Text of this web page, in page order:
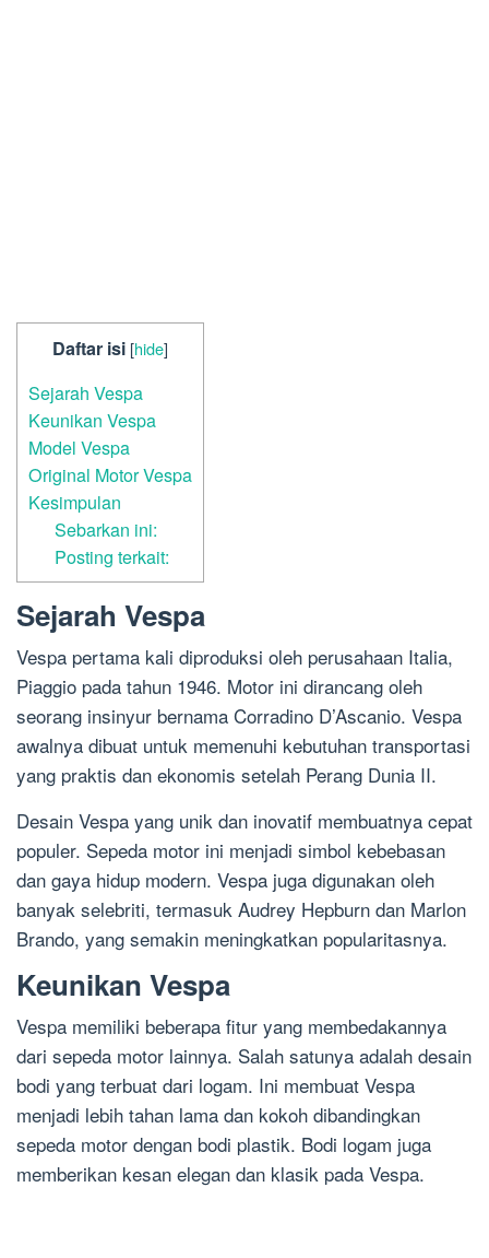
Daftar isi [hide]
Sejarah Vespa
Keunikan Vespa
Model Vespa
Original Motor Vespa
Kesimpulan
Sebarkan ini:
Posting terkait:
Sejarah Vespa
Vespa pertama kali diproduksi oleh perusahaan Italia,
Piaggio pada tahun 1946. Motor ini dirancang oleh
seorang insinyur bernama Corradino D’Ascanio. Vespa
awalnya dibuat untuk memenuhi kebutuhan transportasi
yang praktis dan ekonomis setelah Perang Dunia II.
Desain Vespa yang unik dan inovatif membuatnya cepat
populer. Sepeda motor ini menjadi simbol kebebasan
dan gaya hidup modern. Vespa juga digunakan oleh
banyak selebriti, termasuk Audrey Hepburn dan Marlon
Brando, yang semakin meningkatkan popularitasnya.
Keunikan Vespa
Vespa memiliki beberapa fitur yang membedakannya
dari sepeda motor lainnya. Salah satunya adalah desain
bodi yang terbuat dari logam. Ini membuat Vespa
menjadi lebih tahan lama dan kokoh dibandingkan
sepeda motor dengan bodi plastik. Bodi logam juga
memberikan kesan elegan dan klasik pada Vespa.